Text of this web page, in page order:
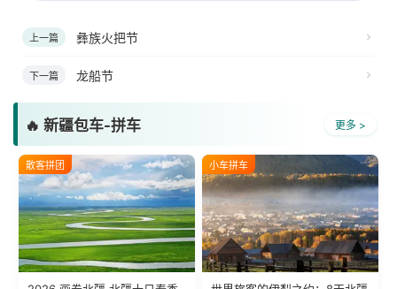
上一篇 彝族火把节
下一篇 龙船节
🔥 新疆包车-拼车 更多 >
散客拼团 小车拼车